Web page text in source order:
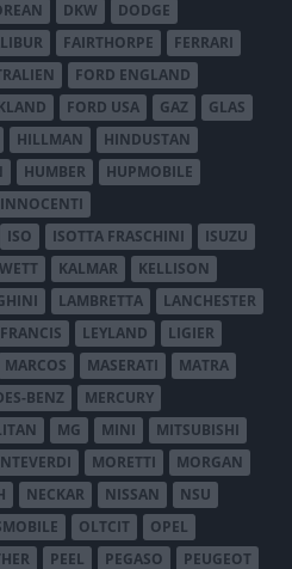
DKW
DODGE
FAIRTHORPE
FERRARI
FORD ENGLAND
FORD USA GAZ
GLAS
HILLMAN
HINDUSTAN
HUMBER
HUPMOBILE
INNOCENTI
ISO ISOTTA FRASCHINI
ISUZU
KALMAR
KELLISON
LAMBRETTA
LANCHESTER
LEYLAND
LIGIER
MARCOS MASERATI
MATRA
BENZ
MERCURY
MG MINI
MITSUBISHI
MORETTI
MORGAN
NECKAR NISSAN
NSU
OLTCIT
OPEL
PEEL PEGASO PEUGEOT